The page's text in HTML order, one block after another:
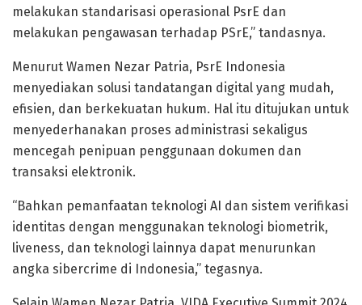
melakukan standarisasi operasional PsrE dan
melakukan pengawasan terhadap PSrE,” tandasnya.
Menurut Wamen Nezar Patria, PsrE Indonesia
menyediakan solusi tandatangan digital yang mudah,
efisien, dan berkekuatan hukum. Hal itu ditujukan untuk
menyederhanakan proses administrasi sekaligus
mencegah penipuan penggunaan dokumen dan
transaksi elektronik.
“Bahkan pemanfaatan teknologi AI dan sistem verifikasi
identitas dengan menggunakan teknologi biometrik,
liveness, dan teknologi lainnya dapat menurunkan
angka sibercrime di Indonesia,” tegasnya.